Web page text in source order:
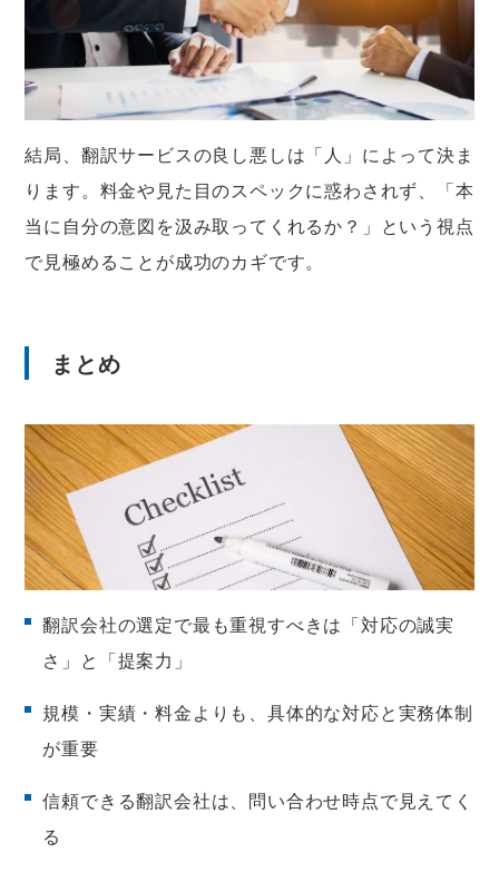
結局、翻訳サービスの良し悪しは「人」によって決ま
ります。料金や見た目のスペックに惑わされず、「本
当に自分の意図を汲み取ってくれるか？」という視点
で見極めることが成功のカギです。
まとめ
翻訳会社の選定で最も重視すべきは「対応の誠実
さ」と「提案力」
規模・実績・料金よりも、具体的な対応と実務体制
が重要
信頼できる翻訳会社は、問い合わせ時点で見えてく
る